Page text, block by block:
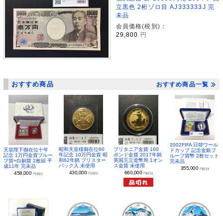
立黒色 2桁ゾロ目 AJ333333J 完
未品
会員価格(税別)：
29,800 円
おすすめ商品 おすすめ商品一覧
天皇陛下御在位十年
記念 1万円金貨プルー
フ貨+白銅貨 2枚組 平
成11年 完未品
458,000 円(税別)
昭和天皇様御在位60
年記念 10万円金貨 昭
和62年銘 ブリスター
パック入 未使用
430,000 円(税別)
ブリタニア金貨 100
ポンド金貨 2017年銘
英国王立造幣局 1オン
ス金貨 未使用
660,000 円(税別)
2002FIFA 日韓ワール
ドカップ 記念金銀プ
ルーフ貨幣 2枚セット
完未品
355,000 円(税別)